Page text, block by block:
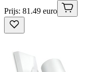
Prijs: 81.49 euro